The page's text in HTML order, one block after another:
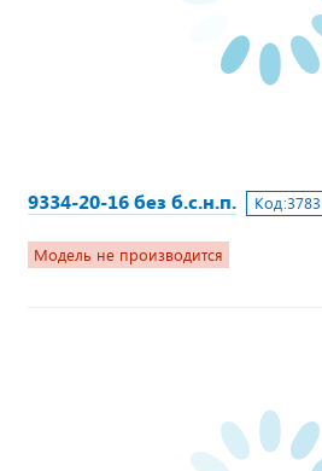
9334-20-16 без б.с.н.п. Код:3783
Модель не производится